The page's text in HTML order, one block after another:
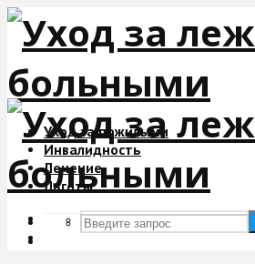
Уход за пожилыми
Инвалидность
Лечение
Льготы